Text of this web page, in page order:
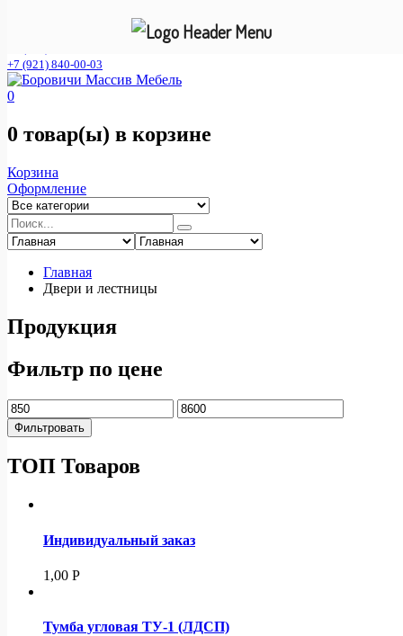
Фирменный интернет- магазин мебельной фабрики "Смена
+7 (921) 840-00-03
0
0 товар(ы) в корзине
Корзина
Оформление
Главная
Двери и лестницы
Продукция
Фильтр по цене
Фильтровать
ТОП Товаров
Индивидуальный заказ
1,00 Р
Тумба угловая ТУ-1 (ЛДСП)